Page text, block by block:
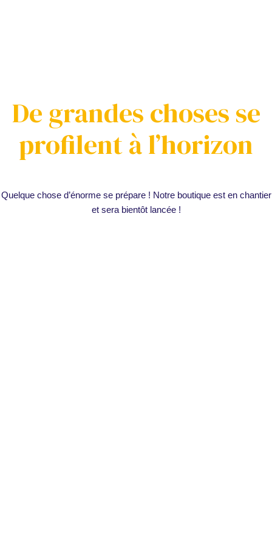
De grandes choses se
profilent à l’horizon
Quelque chose d’énorme se prépare ! Notre boutique est en chantier
et sera bientôt lancée !